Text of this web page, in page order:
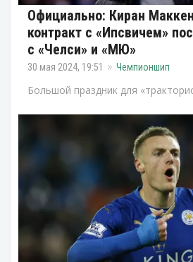
Официально: Киран
контракт с «Ипсвичем»
с «Челси» и «МЮ»
30 мая 2024, 19:51 Чемпионшип
Большой праздник для